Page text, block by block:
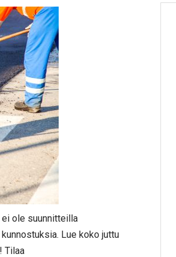
ole suunnitteilla
Lue koko juttu
Tilaa